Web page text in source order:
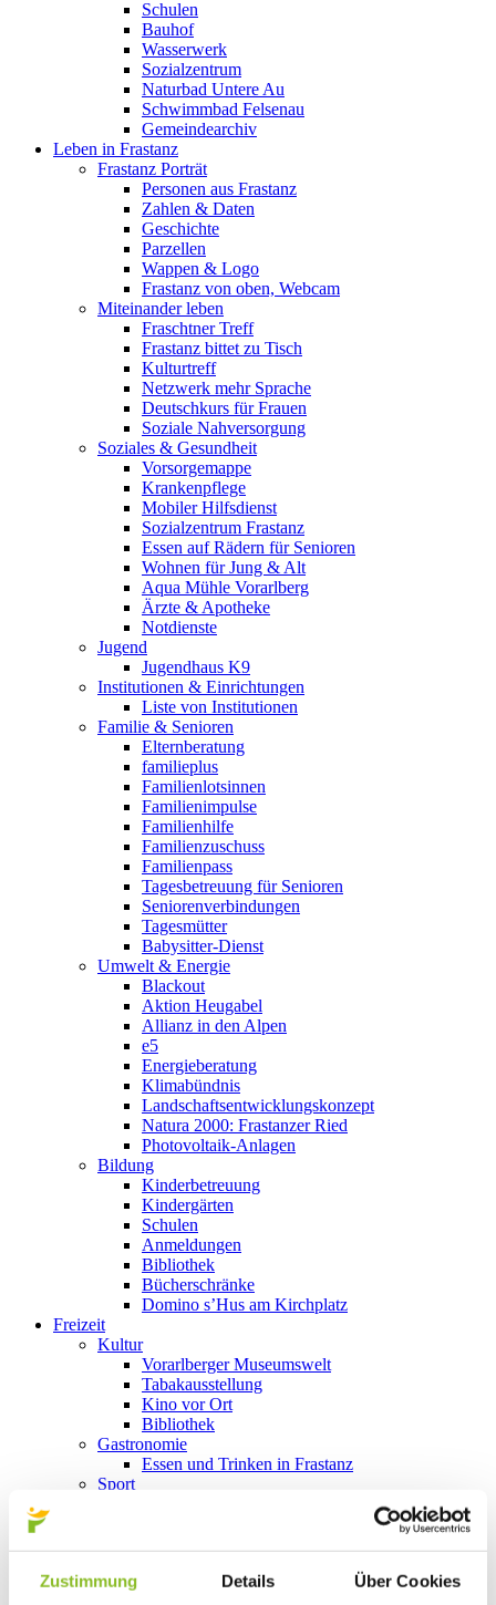
Zustimmung Details Über Cookies
Schulen
Bauhof
Wasserwerk
Sozialzentrum
Naturbad Untere Au
Schwimmbad Felsenau
Gemeindearchiv
Leben in Frastanz
Frastanz Porträt
Personen aus Frastanz
Zahlen & Daten
Geschichte
Parzellen
Wappen & Logo
Frastanz von oben, Webcam
Miteinander leben
Fraschtner Treff
Frastanz bittet zu Tisch
Kulturtreff
Netzwerk mehr Sprache
Deutschkurs für Frauen
Soziale Nahversorgung
Soziales & Gesundheit
Vorsorgemappe
Krankenpflege
Mobiler Hilfsdienst
Sozialzentrum Frastanz
Essen auf Rädern für Senioren
Wohnen für Jung & Alt
Aqua Mühle Vorarlberg
Ärzte & Apotheke
Notdienste
Jugend
Jugendhaus K9
Institutionen & Einrichtungen
Liste von Institutionen
Familie & Senioren
Elternberatung
familieplus
Familienlotsinnen
Familienimpulse
Familienhilfe
Familienzuschuss
Familienpass
Tagesbetreuung für Senioren
Seniorenverbindungen
Tagesmütter
Babysitter-Dienst
Umwelt & Energie
Blackout
Aktion Heugabel
Allianz in den Alpen
e5
Energieberatung
Klimabündnis
Landschaftsentwicklungskonzept
Natura 2000: Frastanzer Ried
Photovoltaik-Anlagen
Bildung
Kinderbetreuung
Kindergärten
Schulen
Anmeldungen
Bibliothek
Bücherschränke
Domino s’Hus am Kirchplatz
Freizeit
Kultur
Vorarlberger Museumswelt
Tabakausstellung
Kino vor Ort
Bibliothek
Gastronomie
Essen und Trinken in Frastanz
Sport
Spiel- und Sportstätten